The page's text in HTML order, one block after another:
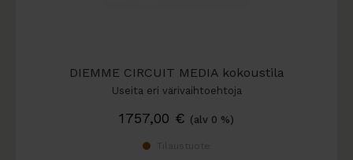
DIEMME CIRCUIT MEDIA kokoustila
Useita eri värivaihtoehtoja
1757,00 € (alv 0 %)